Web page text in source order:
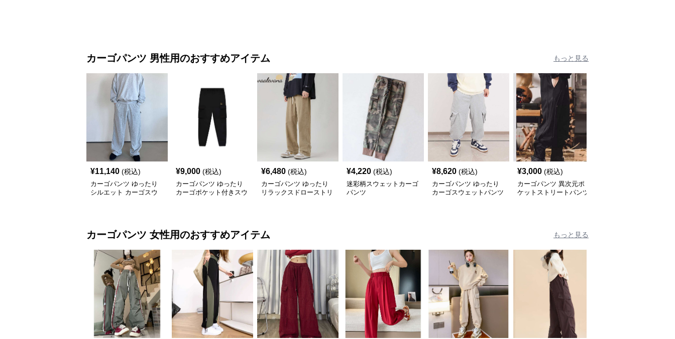
カーゴパンツ 男性用のおすすめアイテム もっと見る
¥11,140 (税込)
カーゴパンツ ゆったり
シルエット カーゴスウ
¥9,000 (税込)
カーゴパンツ ゆったり
カーゴポケット付きスウ
¥6,480 (税込)
カーゴパンツ ゆったり
リラックスドローストリ
¥4,220 (税込)
迷彩柄スウェットカーゴ
パンツ
¥8,620 (税込)
カーゴパンツ ゆったり
カーゴスウェットパンツ
¥3,000 (税込)
カーゴパンツ 異次元ポ
ケットストリートパンツ
カーゴパンツ 女性用のおすすめアイテム もっと見る